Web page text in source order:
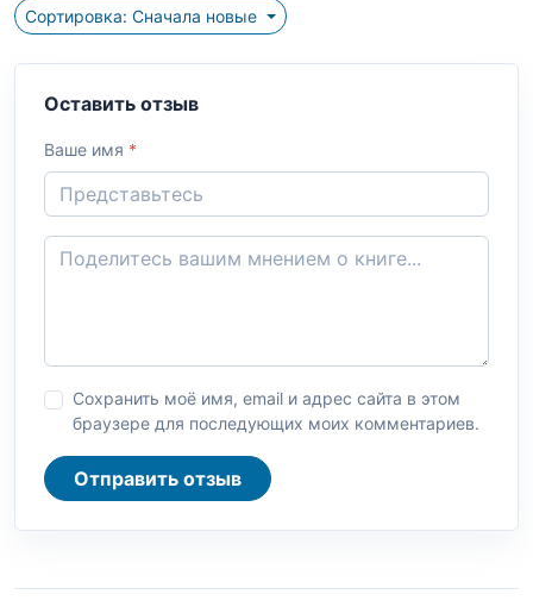
Сортировка: Сначала новые
Оставить отзыв
Ваше имя *
Сохранить моё имя, email и адрес сайта в этом
браузере для последующих моих комментариев.
Отправить отзыв